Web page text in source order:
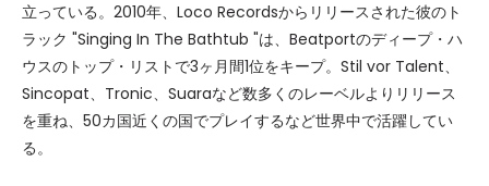
立っている。2010年、Loco Recordsからリリースされた彼のト
ラック "Singing In The Bathtub "は、Beatportのディープ・ハ
ウスのトップ・リストで3ヶ月間1位をキープ。Stil vor Talent、
Sincopat、Tronic、Suaraなど数多くのレーベルよりリリース
を重ね、50カ国近くの国でプレイするなど世界中で活躍してい
る。